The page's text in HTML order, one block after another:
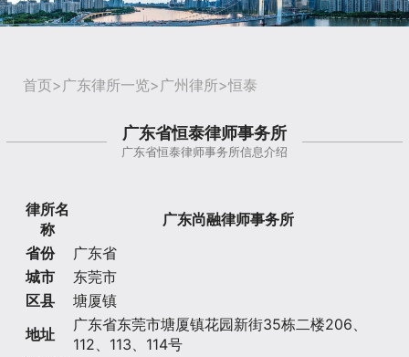
首页> 广东律所一览> 广州律所>恒泰
广东省恒泰律师事务所
广东省恒泰律师事务所信息介绍
律所名
称
广东尚融律师事务所
省份
广东省
城市
东莞市
区县
塘厦镇
地址
广东省东莞市塘厦镇花园新街35栋二楼206、
112、113、114号